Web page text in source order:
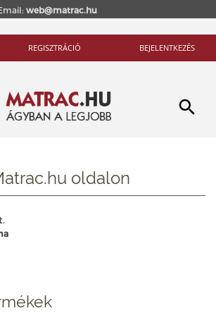
web@matrac.hu
REGISZTRÁCIÓ BEJELENTKEZÉS
oldalon